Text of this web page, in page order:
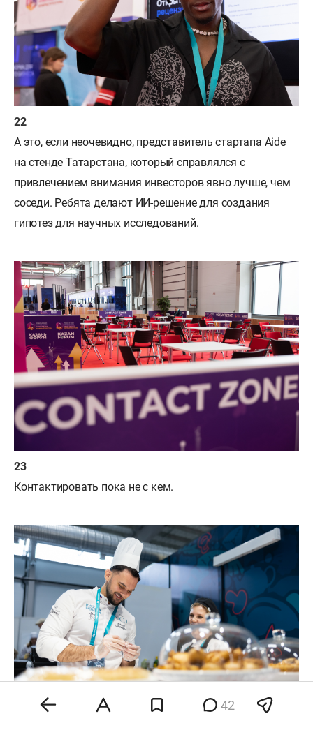
А это, если неочевидно, представитель стартапа Aide
на стенде Татарстана, который справлялся с
привлечением внимания инвесторов явно лучше, чем
соседи. Ребята делают ИИ-решение для создания
гипотез для научных исследований.
Контактировать пока не с кем.
42